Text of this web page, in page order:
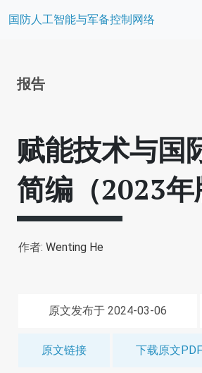
国防人工智能与军备控制网络
报告
赋能技术与国
简编（2023年
作者: Wenting He
原文发布于 2024-03-06
原文链接 下载原文PDF